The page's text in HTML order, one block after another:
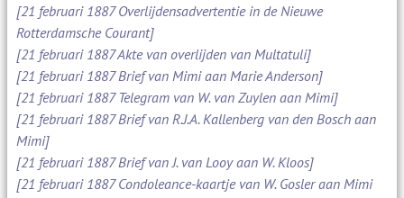
[21 februari 1887 Overlijdensadvertentie in de Nieuwe
Rotterdamsche Courant]
[21 februari 1887 Akte van overlijden van Multatuli]
[21 februari 1887 Brief van Mimi aan Marie Anderson]
[21 februari 1887 Telegram van W. van Zuylen aan Mimi]
[21 februari 1887 Brief van R.J.A. Kallenberg van den Bosch aan
Mimi]
[21 februari 1887 Brief van J. van Looy aan W. Kloos]
[21 februari 1887 Condoleance-kaartje van W. Gosler aan Mimi